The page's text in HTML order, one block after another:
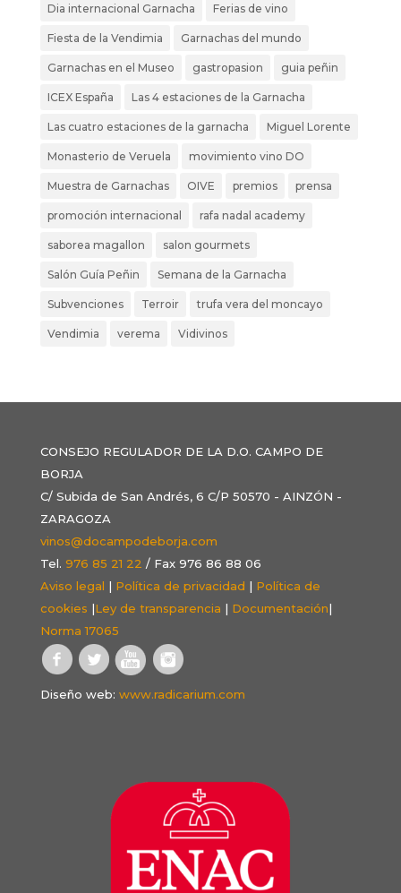
Dia internacional Garnacha Ferias de vino
Fiesta de la Vendimia Garnachas del mundo
Garnachas en el Museo gastropasion guia peñin
ICEX España Las 4 estaciones de la Garnacha
Las cuatro estaciones de la garnacha Miguel Lorente
Monasterio de Veruela movimiento vino DO
Muestra de Garnachas OIVE premios prensa
promoción internacional rafa nadal academy
saborea magallon salon gourmets
Salón Guía Peñin Semana de la Garnacha
Subvenciones Terroir trufa vera del moncayo
Vendimia verema Vidivinos
CONSEJO REGULADOR DE LA D.O. CAMPO DE
BORJA
C/ Subida de San Andrés, 6 C/P 50570 - AINZÓN -
ZARAGOZA
vinos@docampodeborja.com
Tel. 976 85 21 22 / Fax 976 86 88 06
Aviso legal | Política de privacidad | Política de
cookies |Ley de transparencia | Documentación|
Norma 17065
Diseño web: www.radicarium.com